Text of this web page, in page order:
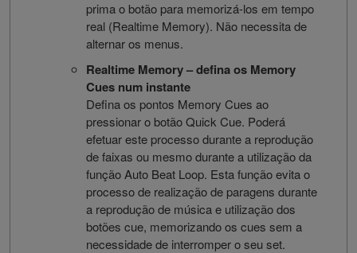
prima o botão para memorizá-los em tempo
real (Realtime Memory). Não necessita de
alternar os menus.
Realtime Memory – defina os Memory
Cues num instante
Defina os pontos Memory Cues ao
pressionar o botão Quick Cue. Poderá
efetuar este processo durante a reprodução
de faixas ou mesmo durante a utilização da
função Auto Beat Loop. Esta função evita o
processo de realização de paragens durante
a reprodução de música e utilização dos
botões cue, memorizando os cues sem a
necessidade de interromper o seu set.